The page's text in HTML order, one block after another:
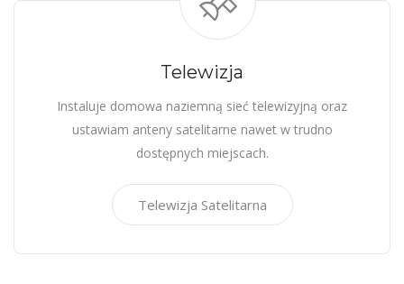
Telewizja
Instaluje domowa naziemną sieć telewizyjną oraz
ustawiam anteny satelitarne nawet w trudno
dostępnych miejscach.
Telewizja Satelitarna